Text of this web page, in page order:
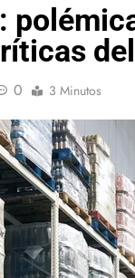
0 3 Minutos